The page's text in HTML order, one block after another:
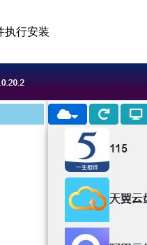
执行安装